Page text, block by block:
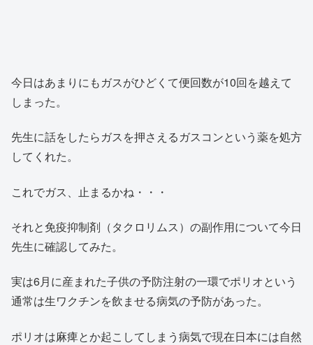
今日はあまりにもガスがひどくて便回数が10回を越えて
しまった。
先生に話をしたらガスを押さえるガスコンという薬を処方
してくれた。
これでガス、止まるかね・・・
それと免疫抑制剤（タクロリムス）の副作用について今日
先生に確認してみた。
実は6月に産まれた子供の予防注射の一環でポリオという
通常は生ワクチンを飲ませる病気の予防があった。
ポリオは麻痺とか起こしてしまう病気で現在日本には自然